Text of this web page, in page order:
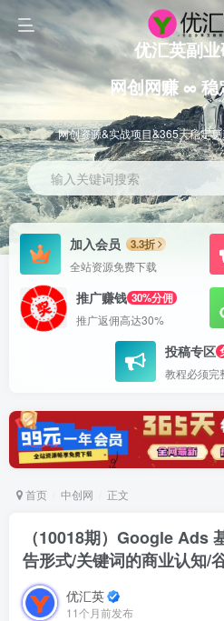
优汇英副
网创网赚 ∞ 稳
网创资源&实战项目&365天稳定
输入关键词搜索
加入会员
3.3折
全站资源免费下载
推广赚钱 30%分佣
推广返佣高达30%
投稿专区
教程必须完
首页 中创网 正文
（10018期）Google Ads
告形式/关键词的商业认知/
优汇英
11个月前发布